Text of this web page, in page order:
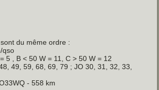
du même ordre :
qso
5 , B < 50 W = 11, C > 50 W = 12
49, 59, 68, 69, 79 ; JO 30, 31, 32, 33,
- 558 km